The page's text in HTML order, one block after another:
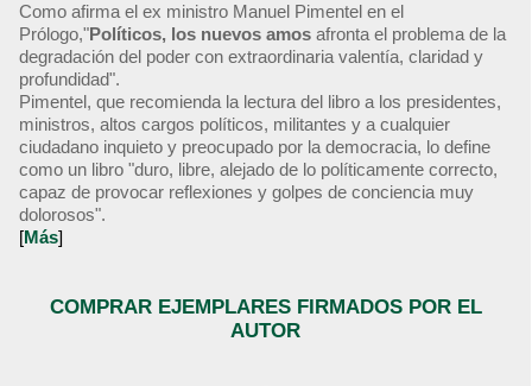
Como afirma el ex ministro Manuel Pimentel en el
Prólogo,"Políticos, los nuevos amos afronta el problema de la
degradación del poder con extraordinaria valentía, claridad y
profundidad".
Pimentel, que recomienda la lectura del libro a los presidentes,
ministros, altos cargos políticos, militantes y a cualquier
ciudadano inquieto y preocupado por la democracia, lo define
como un libro "duro, libre, alejado de lo políticamente correcto,
capaz de provocar reflexiones y golpes de conciencia muy
dolorosos".
[Más]
COMPRAR EJEMPLARES FIRMADOS POR EL
AUTOR